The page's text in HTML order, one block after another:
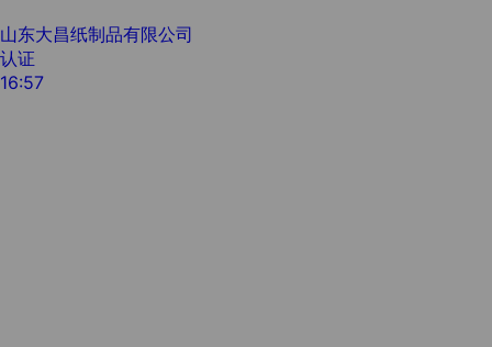
山东大昌纸制品有限公司
认证
16:57